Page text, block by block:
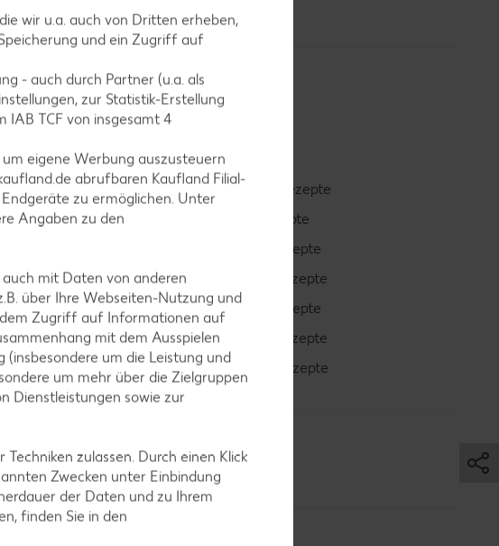
Rezepte
Rezepte
Smoothie-Rezepte
Bowle-Rezepte
Cocktail-Rezepte
Avocado-Rezepte
Erdbeer-Rezepte
Blaubeer-Rezepte
Bananen-Rezepte
wir u.a. auch von Dritten erheben,
und ein Zugriff auf
- auch durch Partner (u.a. als
zur Statistik-Erstellung
IAB TCF von insgesamt4
eigene Werbung auszusteuern
abrufbaren Kaufland Filial-
zu ermöglichen. Unter
Angaben zu den
mit Daten von anderen
über Ihre Webseiten-Nutzung und
Zugriff auf Informationen auf
mit dem Ausspielen
um die Leistung und
um mehr über die Zielgruppen
Dienstleistungen sowie zur
zulassen. Durch einen Klick
Zwecken unter Einbindung
der Daten und zu Ihrem
finden Sie in den